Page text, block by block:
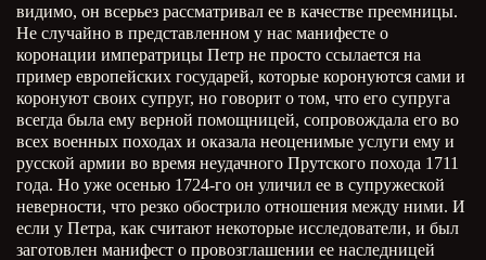
видимо, он всерьез рассматривал ее в качестве преемницы.
Не случайно в представленном у нас манифесте о
коронации императрицы Петр не просто ссылается на
пример европейских государей, которые коронуются сами и
коронуют своих супруг, но говорит о том, что его супруга
всегда была ему верной помощницей, сопровождала его во
всех военных походах и оказала неоценимые услуги ему и
русской армии во время неудачного Прутского похода 1711
года. Но уже осенью 1724-го он уличил ее в супружеской
неверности, что резко обострило отношения между ними. И
если у Петра, как считают некоторые исследователи, и был
заготовлен манифест о провозглашении ее наследницей